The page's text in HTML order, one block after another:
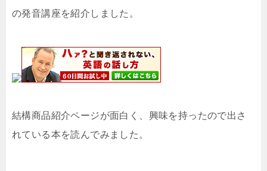
の発音講座を紹介しました。
結構商品紹介ページが面白く、興味を持ったので出さ
れている本を読んでみました。